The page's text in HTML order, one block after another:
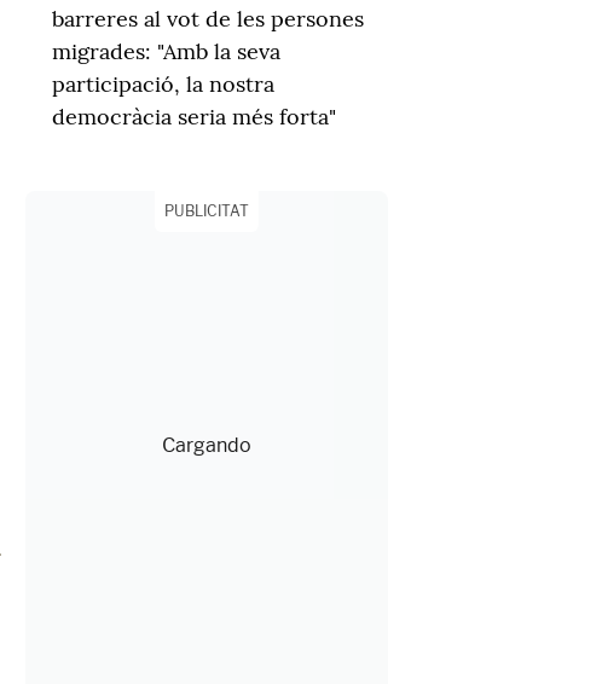
barreres al vot de les persones
migrades: "Amb la seva
participació, la nostra
democràcia seria més forta"
PUBLICITAT